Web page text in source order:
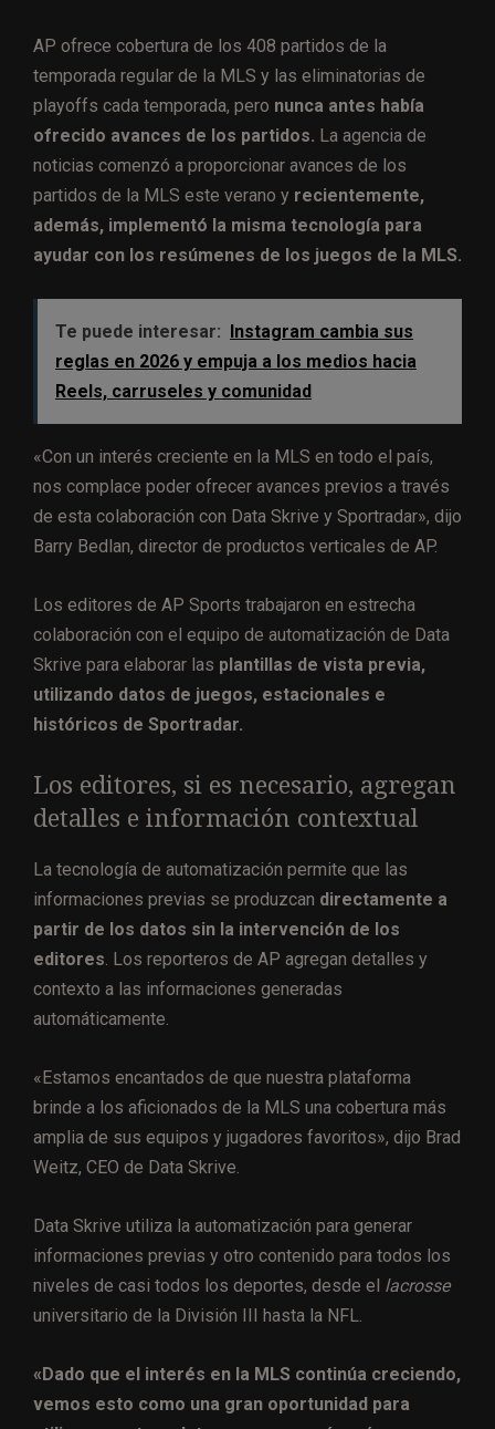
AP ofrece cobertura de los 408 partidos de la
temporada regular de la MLS y las eliminatorias de
playoffs cada temporada, pero nunca antes había
ofrecido avances de los partidos. La agencia de
noticias comenzó a proporcionar avances de los
partidos de la MLS este verano y recientemente,
además, implementó la misma tecnología para
ayudar con los resúmenes de los juegos de la MLS.
Te puede interesar:
Instagram cambia sus
reglas en 2026 y empuja a los medios hacia
Reels, carruseles y comunidad
«Con un interés creciente en la MLS en todo el país,
nos complace poder ofrecer avances previos a través
de esta colaboración con Data Skrive y Sportradar», dijo
Barry Bedlan, director de productos verticales de AP.
Los editores de AP Sports trabajaron en estrecha
colaboración con el equipo de automatización de Data
Skrive para elaborar las plantillas de vista previa,
utilizando datos de juegos, estacionales e
históricos de Sportradar.
Los editores, si es necesario, agregan
detalles e información contextual
La tecnología de automatización permite que las
informaciones previas se produzcan directamente a
partir de los datos sin la intervención de los
editores. Los reporteros de AP agregan detalles y
contexto a las informaciones generadas
automáticamente.
«Estamos encantados de que nuestra plataforma
brinde a los aficionados de la MLS una cobertura más
amplia de sus equipos y jugadores favoritos», dijo Brad
Weitz, CEO de Data Skrive.
Data Skrive utiliza la automatización para generar
informaciones previas y otro contenido para todos los
niveles de casi todos los deportes, desde el lacrosse
universitario de la División III hasta la NFL.
«Dado que el interés en la MLS continúa creciendo,
vemos esto como una gran oportunidad para